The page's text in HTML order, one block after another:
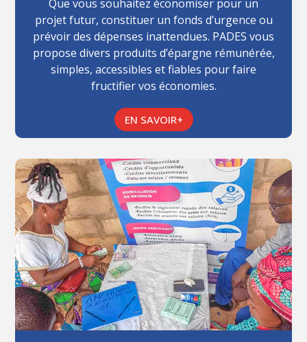
Que vous souhaitez économiser pour un
projet futur, constituer un fonds d’urgence ou
prévoir des dépenses inattendues. PADES vous
propose divers produits d’épargne rémunérée,
simples, accessibles et fiables pour faire
fructifier vos économies.
EN SAVOIR+